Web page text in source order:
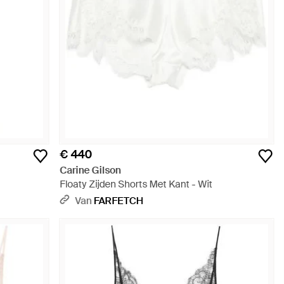
€ 440
Carine Gilson
Floaty Zijden Shorts Met Kant - Wit
Van FARFETCH